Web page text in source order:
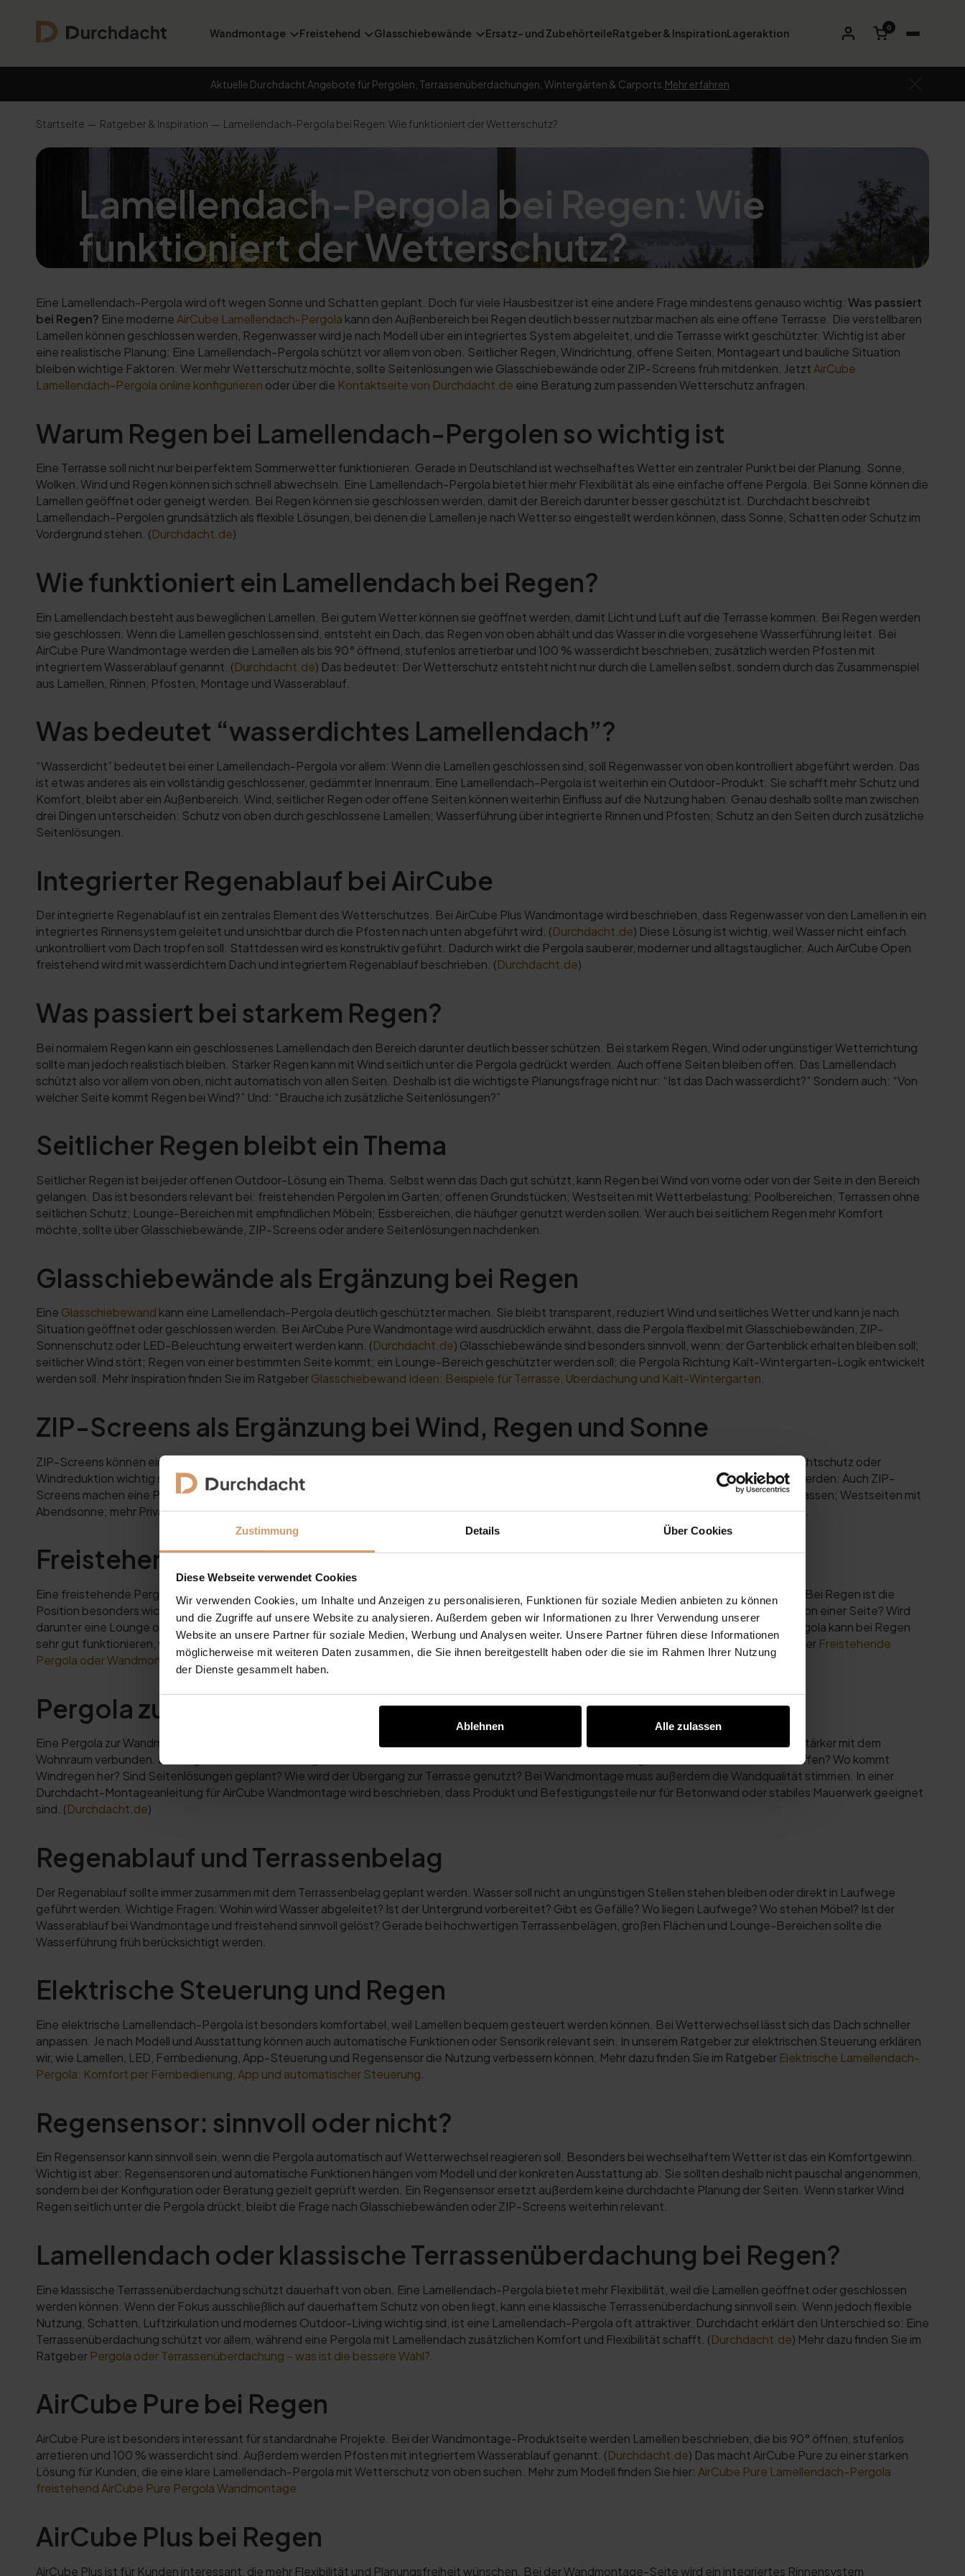
Zustimmung Details Über Cookies
Diese Webseite verwendet Cookies
Wir verwenden Cookies, um Inhalte und Anzeigen zu personalisieren, Funktionen für soziale Medien anbieten zu können
und die Zugriffe auf unsere Website zu analysieren. Außerdem geben wir Informationen zu Ihrer Verwendung unserer
Website an unsere Partner für soziale Medien, Werbung und Analysen weiter. Unsere Partner führen diese Informationen
möglicherweise mit weiteren Daten zusammen, die Sie ihnen bereitgestellt haben oder die sie im Rahmen Ihrer Nutzung
der Dienste gesammelt haben.
Ablehnen Alle zulassen
Wandmontage Freistehend Glasschiebewände Ersatz- und ZubehörteileRatgeber & InspirationLageraktion 0
Aktuelle Durchdacht Angebote für Pergolen, Terrassenüberdachungen, Wintergärten & Carports. Mehr erfahren
Startseite Ratgeber & Inspiration Lamellendach-Pergola bei Regen: Wie funktioniert der Wetterschutz?
Lamellendach-Pergola bei Regen: Wie
funktioniert der Wetterschutz?
Eine Lamellendach-Pergola wird oft wegen Sonne und Schatten geplant. Doch für viele Hausbesitzer ist eine andere Frage mindestens genauso wichtig: Was passiert
bei Regen? Eine moderne AirCube Lamellendach-Pergola kann den Außenbereich bei Regen deutlich besser nutzbar machen als eine offene Terrasse. Die verstellbaren
Lamellen können geschlossen werden, Regenwasser wird je nach Modell über ein integriertes System abgeleitet, und die Terrasse wirkt geschützter. Wichtig ist aber
eine realistische Planung: Eine Lamellendach-Pergola schützt vor allem von oben. Seitlicher Regen, Windrichtung, offene Seiten, Montageart und bauliche Situation
bleiben wichtige Faktoren. Wer mehr Wetterschutz möchte, sollte Seitenlösungen wie Glasschiebewände oder ZIP-Screens früh mitdenken. Jetzt AirCube
Lamellendach-Pergola online konfigurieren oder über die Kontaktseite von Durchdacht.de eine Beratung zum passenden Wetterschutz anfragen.
Warum Regen bei Lamellendach-Pergolen so wichtig ist
Eine Terrasse soll nicht nur bei perfektem Sommerwetter funktionieren. Gerade in Deutschland ist wechselhaftes Wetter ein zentraler Punkt bei der Planung. Sonne,
Wolken, Wind und Regen können sich schnell abwechseln. Eine Lamellendach-Pergola bietet hier mehr Flexibilität als eine einfache offene Pergola. Bei Sonne können die
Lamellen geöffnet oder geneigt werden. Bei Regen können sie geschlossen werden, damit der Bereich darunter besser geschützt ist. Durchdacht beschreibt
Lamellendach-Pergolen grundsätzlich als flexible Lösungen, bei denen die Lamellen je nach Wetter so eingestellt werden können, dass Sonne, Schatten oder Schutz im
Vordergrund stehen. (Durchdacht.de)
Wie funktioniert ein Lamellendach bei Regen?
Ein Lamellendach besteht aus beweglichen Lamellen. Bei gutem Wetter können sie geöffnet werden, damit Licht und Luft auf die Terrasse kommen. Bei Regen werden
sie geschlossen. Wenn die Lamellen geschlossen sind, entsteht ein Dach, das Regen von oben abhält und das Wasser in die vorgesehene Wasserführung leitet. Bei
AirCube Pure Wandmontage werden die Lamellen als bis 90° öffnend, stufenlos arretierbar und 100 % wasserdicht beschrieben; zusätzlich werden Pfosten mit
integriertem Wasserablauf genannt. (Durchdacht.de) Das bedeutet: Der Wetterschutz entsteht nicht nur durch die Lamellen selbst, sondern durch das Zusammenspiel
aus Lamellen, Rinnen, Pfosten, Montage und Wasserablauf.
Was bedeutet “wasserdichtes Lamellendach”?
“Wasserdicht” bedeutet bei einer Lamellendach-Pergola vor allem: Wenn die Lamellen geschlossen sind, soll Regenwasser von oben kontrolliert abgeführt werden. Das
ist etwas anderes als ein vollständig geschlossener, gedämmter Innenraum. Eine Lamellendach-Pergola ist weiterhin ein Outdoor-Produkt. Sie schafft mehr Schutz und
Komfort, bleibt aber ein Außenbereich. Wind, seitlicher Regen oder offene Seiten können weiterhin Einfluss auf die Nutzung haben. Genau deshalb sollte man zwischen
drei Dingen unterscheiden: Schutz von oben durch geschlossene Lamellen; Wasserführung über integrierte Rinnen und Pfosten; Schutz an den Seiten durch zusätzliche
Seitenlösungen.
Integrierter Regenablauf bei AirCube
Der integrierte Regenablauf ist ein zentrales Element des Wetterschutzes. Bei AirCube Plus Wandmontage wird beschrieben, dass Regenwasser von den Lamellen in ein
integriertes Rinnensystem geleitet und unsichtbar durch die Pfosten nach unten abgeführt wird. (Durchdacht.de) Diese Lösung ist wichtig, weil Wasser nicht einfach
unkontrolliert vom Dach tropfen soll. Stattdessen wird es konstruktiv geführt. Dadurch wirkt die Pergola sauberer, moderner und alltagstauglicher. Auch AirCube Open
freistehend wird mit wasserdichtem Dach und integriertem Regenablauf beschrieben. (Durchdacht.de)
Was passiert bei starkem Regen?
Bei normalem Regen kann ein geschlossenes Lamellendach den Bereich darunter deutlich besser schützen. Bei starkem Regen, Wind oder ungünstiger Wetterrichtung
sollte man jedoch realistisch bleiben. Starker Regen kann mit Wind seitlich unter die Pergola gedrückt werden. Auch offene Seiten bleiben offen. Das Lamellendach
schützt also vor allem von oben, nicht automatisch von allen Seiten. Deshalb ist die wichtigste Planungsfrage nicht nur: “Ist das Dach wasserdicht?” Sondern auch: “Von
welcher Seite kommt Regen bei Wind?” Und: “Brauche ich zusätzliche Seitenlösungen?”
Seitlicher Regen bleibt ein Thema
Seitlicher Regen ist bei jeder offenen Outdoor-Lösung ein Thema. Selbst wenn das Dach gut schützt, kann Regen bei Wind von vorne oder von der Seite in den Bereich
gelangen. Das ist besonders relevant bei: freistehenden Pergolen im Garten; offenen Grundstücken; Westseiten mit Wetterbelastung; Poolbereichen; Terrassen ohne
seitlichen Schutz; Lounge-Bereichen mit empfindlichen Möbeln; Essbereichen, die häufiger genutzt werden sollen. Wer auch bei seitlichem Regen mehr Komfort
möchte, sollte über Glasschiebewände, ZIP-Screens oder andere Seitenlösungen nachdenken.
Glasschiebewände als Ergänzung bei Regen
Eine Glasschiebewand kann eine Lamellendach-Pergola deutlich geschützter machen. Sie bleibt transparent, reduziert Wind und seitliches Wetter und kann je nach
Situation geöffnet oder geschlossen werden. Bei AirCube Pure Wandmontage wird ausdrücklich erwähnt, dass die Pergola flexibel mit Glasschiebewänden, ZIP-
Sonnenschutz oder LED-Beleuchtung erweitert werden kann. (Durchdacht.de) Glasschiebewände sind besonders sinnvoll, wenn: der Gartenblick erhalten bleiben soll;
seitlicher Wind stört; Regen von einer bestimmten Seite kommt; ein Lounge-Bereich geschützter werden soll; die Pergola Richtung Kalt-Wintergarten-Logik entwickelt
werden soll. Mehr Inspiration finden Sie im RatgeberGlasschiebewand Ideen: Beispiele für Terrasse, Überdachung und Kalt-Wintergarten.
ZIP-Screens als Ergänzung bei Wind, Regen und Sonne
ZIP-Screens können eine andere Aufgabe übernehmen als Glasschiebewände. Sie sind besonders interessant, wenn seitlicher Sonnenschutz, Sichtschutz oder
Windreduktion wichtig sind. Bei Regen können ZIP-Screens je nach Situation zusätzlichen Schutz bringen. Gleichzeitig sollte realistisch geplant werden: Auch ZIP-
Screens machen eine Pergola nicht automatisch zu einem vollständig geschlossenen Wohnraum. ZIP-Screens passen besonders gut bei: Südterrassen; Westseiten mit
Abendsonne; mehr Privatsphäre; seitlichem Wind; zusätzlichem Schutz ohne Glasoptik; Pergolen, die flexibel offen oder geschützter wirken sollen.
Freistehende Pergola bei Regen
Eine freistehende Pergola steht unabhängig vom Haus. Dadurch ist sie flexibler im Garten platzierbar, aber häufig stärker dem Wetter ausgesetzt. Bei Regen ist die
Position besonders wichtig: Steht die Pergola offen im Garten? Gibt es natürliche Windbremsen wie Hecken oder Mauern? Kommt Regen häufig von einer Seite? Wird
darunter eine Lounge oder ein Essbereich geplant? Soll später mit ZIP-Screens oder Glasschiebewänden ergänzt werden? Eine freistehende Pergola kann bei Regen
sehr gut funktionieren, wenn Dach, Regenablauf, Position und Seitenlösungen sinnvoll geplant werden. Mehr zur Montageart finden Sie im Ratgeber Freistehende
Pergola oder Wandmontage: Welche AirCube-Lösung ist sinnvoll?.
Pergola zur Wandmontage bei Regen
Eine Pergola zur Wandmontage schließt direkt an das Haus an. Dadurch ist eine Seite bereits durch die Fassade geschützt. Der Bereich wirkt oft stärker mit dem
Wohnraum verbunden. Bei Regen ist vor allem wichtig: Wie ist der Anschluss an die Hauswand? Wie wird Wasser abgeleitet? Welche Seite bleibt offen? Wo kommt
Windregen her? Sind Seitenlösungen geplant? Wie wird der Übergang zur Terrasse genutzt? Bei Wandmontage muss außerdem die Wandqualität stimmen. In einer
Durchdacht-Montageanleitung für AirCube Wandmontage wird beschrieben, dass Produkt und Befestigungsteile nur für Betonwand oder stabiles Mauerwerk geeignet
sind. (Durchdacht.de)
Regenablauf und Terrassenbelag
Der Regenablauf sollte immer zusammen mit dem Terrassenbelag geplant werden. Wasser soll nicht an ungünstigen Stellen stehen bleiben oder direkt in Laufwege
geführt werden. Wichtige Fragen: Wohin wird Wasser abgeleitet? Ist der Untergrund vorbereitet? Gibt es Gefälle? Wo liegen Laufwege? Wo stehen Möbel? Ist der
Wasserablauf bei Wandmontage und freistehend sinnvoll gelöst? Gerade bei hochwertigen Terrassenbelägen, großen Flächen und Lounge-Bereichen sollte die
Wasserführung früh berücksichtigt werden.
Elektrische Steuerung und Regen
Eine elektrische Lamellendach-Pergola ist besonders komfortabel, weil Lamellen bequem gesteuert werden können. Bei Wetterwechsel lässt sich das Dach schneller
anpassen. Je nach Modell und Ausstattung können auch automatische Funktionen oder Sensorik relevant sein. In unserem Ratgeber zur elektrischen Steuerung erklären
wir, wie Lamellen, LED, Fernbedienung, App-Steuerung und Regensensor die Nutzung verbessern können. Mehr dazu finden Sie im Ratgeber Elektrische Lamellendach-
Pergola: Komfort per Fernbedienung, App und automatischer Steuerung
Regensensor: sinnvoll oder nicht?
Ein Regensensor kann sinnvoll sein, wenn die Pergola automatisch auf Wetterwechsel reagieren soll. Besonders bei wechselhaftem Wetter ist das ein Komfortgewinn.
Wichtig ist aber: Regensensoren und automatische Funktionen hängen vom Modell und der konkreten Ausstattung ab. Sie sollten deshalb nicht pauschal angenommen,
sondern bei der Konfiguration oder Beratung gezielt geprüft werden. Ein Regensensor ersetzt außerdem keine durchdachte Planung der Seiten. Wenn starker Wind
Regen seitlich unter die Pergola drückt, bleibt die Frage nach Glasschiebewänden oder ZIP-Screens weiterhin relevant.
Lamellendach oder klassische Terrassenüberdachung bei Regen?
Eine klassische Terrassenüberdachung schützt dauerhaft von oben. Eine Lamellendach-Pergola bietet mehr Flexibilität, weil die Lamellen geöffnet oder geschlossen
werden können. Wenn der Fokus ausschließlich auf dauerhaftem Schutz von oben liegt, kann eine klassische Terrassenüberdachung sinnvoll sein. Wenn jedoch flexible
Nutzung, Schatten, Luftzirkulation und modernes Outdoor-Living wichtig sind, ist eine Lamellendach-Pergola oft attraktiver. Durchdacht erklärt den Unterschied so: Eine
Terrassenüberdachung schützt vor allem, während eine Pergola mit Lamellendach zusätzlichen Komfort und Flexibilität schafft. (Durchdacht.de) Mehr dazu finden Sie im
Ratgeber Pergola oder Terrassenüberdachung – was ist die bessere Wahl?
AirCube Pure bei Regen
AirCube Pure ist besonders interessant für standardnahe Projekte. Bei der Wandmontage-Produktseite werden Lamellen beschrieben, die bis 90° öffnen, stufenlos
arretieren und 100 % wasserdicht sind. Außerdem werden Pfosten mit integriertem Wasserablauf genannt. (Durchdacht.de) Das macht AirCube Pure zu einer starken
Lösung für Kunden, die eine klare Lamellendach-Pergola mit Wetterschutz von oben suchen. Mehr zum Modell finden Sie hier: AirCube Pure Lamellendach-Pergola
freistehend AirCube Pure Pergola Wandmontage
AirCube Plus bei Regen
AirCube Plus ist für Kunden interessant, die mehr Flexibilität und Planungsfreiheit wünschen. Bei der Wandmontage-Seite wird ein integriertes Rinnensystem